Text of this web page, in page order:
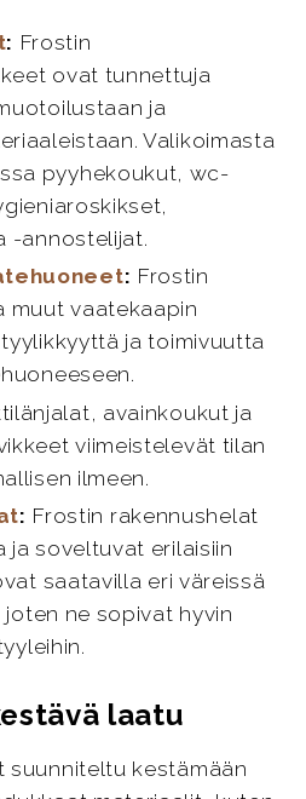
: Frostin
ovat tunnettuja
ja
Valikoimasta
pyyhekoukut, wc-
-annostelijat.
: Frostin
muut vaatekaapin
ja toimivuutta
avainkoukut ja
viimeistelevät tilan
ilmeen.
: Frostin rakennushelat
ja soveltuvat erilaisiin
saatavilla eri väreissä
joten ne sopivat hyvin
laatu
kestämään